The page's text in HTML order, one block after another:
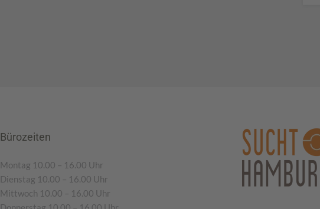
Bürozeiten
Montag 10.00 – 16.00 Uhr
Dienstag 10.00 – 16.00 Uhr
Mittwoch 10.00 – 16.00 Uhr